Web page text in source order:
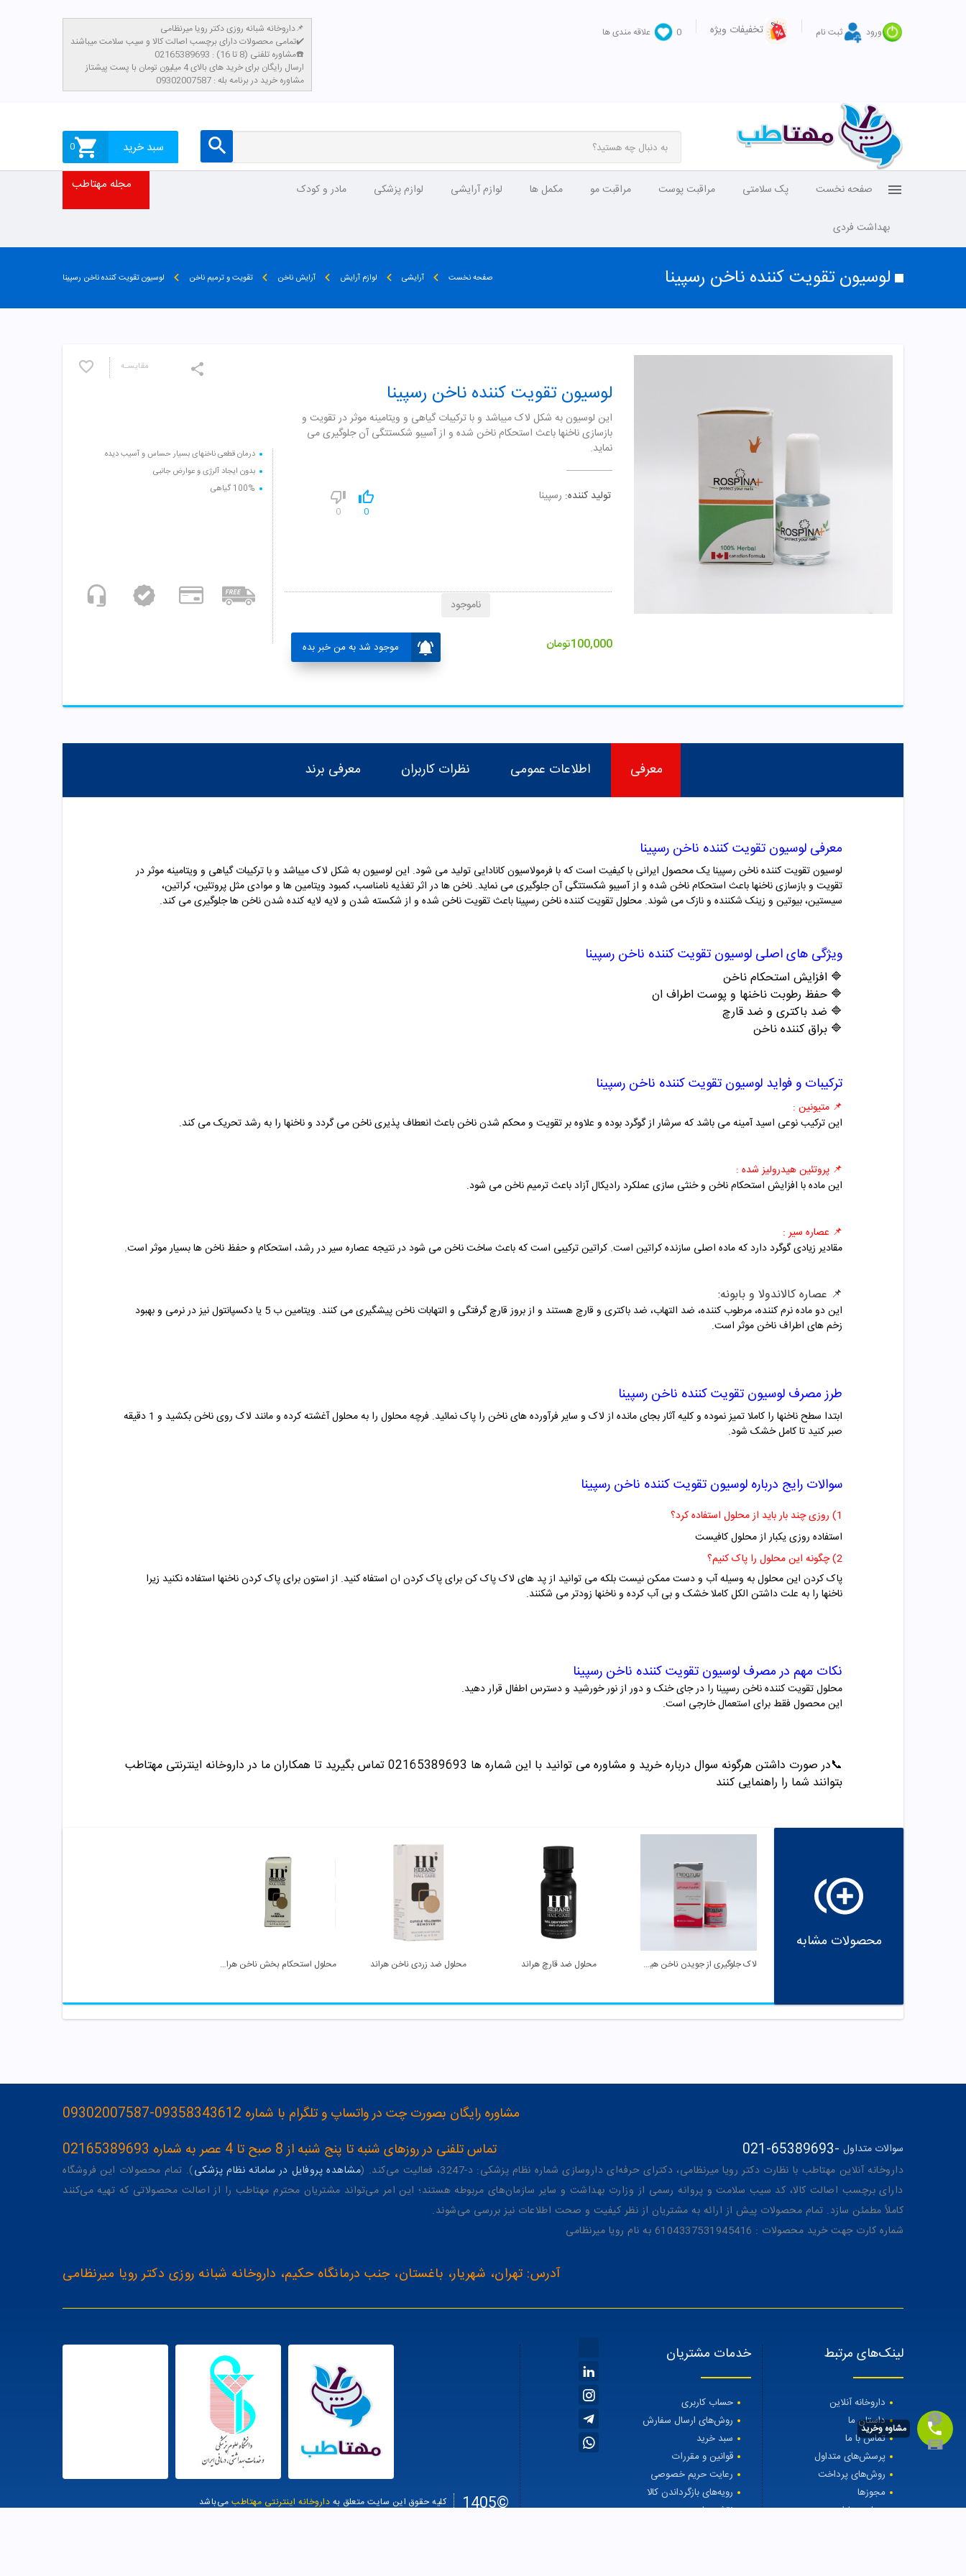
ورود ثبت نام تخفیفات ویژه 0 علاقه مندی ها
داروخانه شبانه روزی دکتر رویا میرنظامی📌
تمامی محصولات دارای برچسب اصالت کالا و سیب سلامت میباشند✔️
مشاوره تلفنی (8 تا 16) : 02165389693☎️
​ارسال رایگان برای خرید های بالای 4 میلیون تومان با پست پیشتاز
مشاوره خرید در برنامه بله : 09302007587
سبد خرید 0
صفحه نخست پک سلامتی مراقبت پوست مراقبت مو مکمل ها لوازم آرایشی لوازم پزشکی مادر و کودک
بهداشت فردی
مجله مهتاطب
لوسیون تقویت کننده ناخن رسپینا صفحه نخست آرایشی لوازم آرایش آرایش ناخن تقویت و ترمیم ناخن لوسیون تقویت کننده ناخن رسپینا
مقایسـه
درمان قطعی ناخنهای بسیار حساس و آسیب دیده
بدون ایجاد آلرژی و عوارض جانبی
100% گیاهی
لوسیون تقویت کننده ناخن رسپینا
این لوسیون به شکل لاک میباشد و با ترکیبات گیاهی و ویتامینه موثر در تقویت و
بازسازی ناخنها باعث استحکام ناخن شده و از آسیبو شکستتگی آن جلوگیری می
نماید.
تولید کننده: رسپینا
0
0
100,000تومان موجود شد به من خبر بده
ناموجود
معرفی اطلاعات عمومی نظرات کاربران معرفی برند
معرفی لوسیون تقویت کننده ناخن رسپینا
لوسیون تقویت کننده ناخن رسپینا یک محصول ایرانی با کیفیت است که با فرمولاسیون کانادایی تولید می شود. این لوسیون به شکل لاک میباشد و با ترکیبات گیاهی و ویتامینه موثر در
تقویت و بازسازی ناخنها باعث استحکام ناخن شده و از آسیبو شکستتگی آن جلوگیری می نماید. ناخن ها در اثر تغذیه نامناسب، کمبود ویتامین ها و موادی مثل پروتئین، کراتین،
سیستین، بیوتین و زینک شکننده و نازک می شوند. محلول تقویت کننده ناخن رسپینا باعث تقویت ناخن شده و از شکسته شدن و لایه لایه کنده شدن ناخن ها جلوگیری می کند.
ویژگی های اصلی لوسیون تقویت کننده ناخن رسپینا
🔷 افزایش استحکام ناخن
🔷 حفظ رطوبت ناخنها و پوست اطراف ان
🔷 ضد باکتری و ضد قارچ
🔷 براق کننده ناخن
ترکیبات و فواید لوسیون تقویت کننده ناخن رسپینا
📌 متیونین :
این ترکیب نوعی اسید آمینه می باشد که سرشار از گوگرد بوده و علاوه بر تقویت و محکم شدن ناخن باعث انعطاف پذیری ناخن می گردد و ناخنها را به رشد تحریک می کند.
📌 پروتئین هیدرولیز شده :
این ماده با افزایش استحکام ناخن و خنثی سازی عملکرد رادیکال آزاد باعث ترمیم ناخن می شود.
📌 عصاره سیر :
مقادیر زیادی گوگرد دارد که ماده اصلی سازنده کراتین است. کراتین ترکیبی است که باعث ساخت ناخن می شود در نتیجه عصاره سیر در رشد، استحکام و حفظ ناخن ها بسیار موثر است.
📌 عصاره کالاندولا و بابونه:
این دو ماده نرم کننده، مرطوب کننده، ضد التهاب، ضد باکتری و قارچ هستند و از بروز قارچ گرفتگی و التهابات ناخن پیشگیری می کنند. ویتامین ب 5 یا دکسپانتول نیز در نرمی و بهبود
زخم های اطراف ناخن موثر است.
طرز مصرف لوسیون تقویت کننده ناخن رسپینا
ابتدا سطح ناخنها را کاملا تمیز نموده و کلیه آثار بجای مانده از لاک و سایر فرآورده های ناخن را پاک نمائید. فرچه محلول را به محلول آغشته کرده و مانند لاک روی ناخن بکشید و 1 دقیقه
صبر کنید تا کامل خشک شود.
سوالات رایج درباره لوسیون تقویت کننده ناخن رسپینا
1) روزی چند بار باید از محلول استفاده کرد؟
استفاده روزی یکبار از محلول کافیست
2) چگونه این محلول را پاک کنیم؟
پاک کردن این محلول به وسیله آب و دست ممکن نیست بلکه می توانید از پد های لاک پاک کن برای پاک کردن ان استفاه کنید. از استون برای پاک کردن ناخنها استفاده نکنید زیرا
ناخنها را به علت داشتن الکل کاملا خشک و بی آب کرده و ناخنها زودتر می شکنند.
نکات مهم در مصرف لوسیون تقویت کننده ناخن رسپینا
محلول تقویت کننده ناخن رسپینا را در جای خنک و دور از نور خورشید و دسترس اطفال قرار دهید.
این محصول فقط برای استعمال خارجی است.
📞در صورت داشتن هرگونه سوال درباره خرید و مشاوره می توانید با این شماره ها 02165389693
تماس بگیرید تا همکاران ما در داروخانه اینترنتی مهتاطب
بتوانند شما را راهنمایی کنند
محصولات مشابه
لاک جلوگیری از جویدن ناخن هیدرودرم محلول ضد قارچ هراند محلول ضد زردی ناخن هراند محلول استحکام بخش ناخن هراند
مشاوره رایگان بصورت چت در واتساپ و تلگرام با شماره 09358343612-09302007587
تماس تلفنی در روزهای شنبه تا پنج شنبه از 8 صبح تا 4 عصر به شماره 02165389693
021-65389693 سوالات متداول -
داروخانه آنلاین مهتاطب با نظارت دکتر رویا میرنظامی، دکترای حرفه‌ای داروسازی شماره نظام پزشکی: د-3247، فعالیت می‌کند. ( مشاهده پروفایل در سامانه نظام پزشکی). تمام محصولات این فروشگاه
دارای برچسب اصالت کالا، کد سیب سلامت و پروانه رسمی از وزارت بهداشت و سایر سازمان‌های مربوطه هستند؛ این امر می‌تواند مشتریان محترم مهتاطب را از اصالت محصولاتی که تهیه می‌کنند
کاملاً مطمئن سازد. تمام محصولات پیش از ارائه به مشتریان از نظر کیفیت و صحت اطلاعات نیز بررسی می‌شوند.
شماره کارت جهت خرید محصولات : 6104337531945416 به نام رویا میرنظامی
آدرس: تهران، شهریار، باغستان، جنب درمانگاه حکیم، داروخانه شبانه روزی دکتر رویا میرنظامی
لینک‌های مرتبط
داروخانه آنلاین
داستان ما
تماس با ما
پرسش‌های متداول
روش‌های پرداخت
مجوزها
مجله مهتاطب
خدمات مشتریان
حساب کاربری
روش‌های ارسال سفارش
سبد خرید
قوانین و مقررات
رعایت حریم خصوصی
رویه‌های بازگرداندن کالا
نقشه سایت
©1405 کلیه حقوق این سایت متعلق به داروخانه اینترنتی مهتاطب می‌باشد
مشاوه وخرید